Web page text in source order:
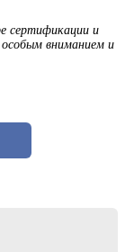
сертификации и
вниманием и